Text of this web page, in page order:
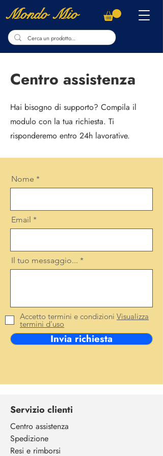
Mondo Mio
Centro assistenza
Hai bisogno di supporto? Compila il
modulo con la tua richiesta. Ti
risponderemo entro 24h lavorative.
Nome
Email
Il tuo messaggio...
Accetto termini e condizioni Visualizza
termini d'uso
Invia richiesta
Servizio clienti
Centro assistenza
Spedizione
Resi e rimborsi